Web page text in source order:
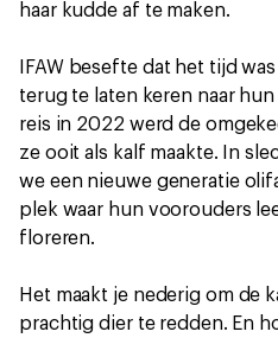
haar kudde af te maken.
IFAW besefte dat het tijd
terug te laten keren naar
reis in 2022 werd de
ze ooit als kalf maakte. In
we een nieuwe generatie
plek waar hun voorouders
floreren.
Het maakt je nederig om de
prachtig dier te redden. En